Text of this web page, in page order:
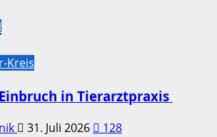
Kreis
in Tierarztpraxis
31. Juli 2026 128